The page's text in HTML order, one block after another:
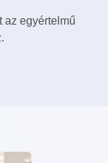
az egyértelmű